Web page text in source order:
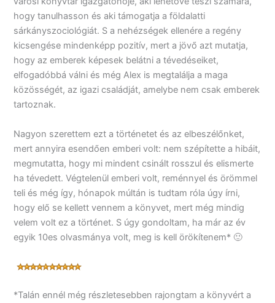
hogy tanulhasson és aki támogatja a földalatti
sárkányszociológiát. S a nehézségek ellenére a regény
kicsengése mindenképp pozitív, mert a jövő azt mutatja,
hogy az emberek képesek belátni a tévedéseiket,
elfogadóbbá válni és még Alex is megtalálja a maga
közösségét, az igazi családját, amelybe nem csak emberek
tartoznak.
Nagyon szerettem ezt a történetet és az elbeszélőnket,
mert annyira esendően emberi volt: nem szépítette a hibáit,
megmutatta, hogy mi mindent csinált rosszul és elismerte
ha tévedett. Végtelenül emberi volt, reménnyel és örömmel
teli és még így, hónapok múltán is tudtam róla úgy írni,
hogy elő se kellett vennem a könyvet, mert még mindig
velem volt ez a történet. S úgy gondoltam, ha már az év
egyik 10es olvasmánya volt, meg is kell örökítenem* 🙂
*Talán ennél még részletesebben rajongtam a könyvért a